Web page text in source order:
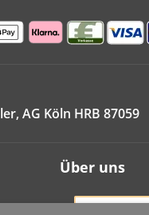
AG Köln HRB 87059
Über uns